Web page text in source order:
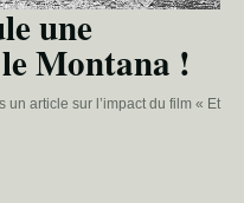
une
Montana !
un article sur l’impact du film « Et